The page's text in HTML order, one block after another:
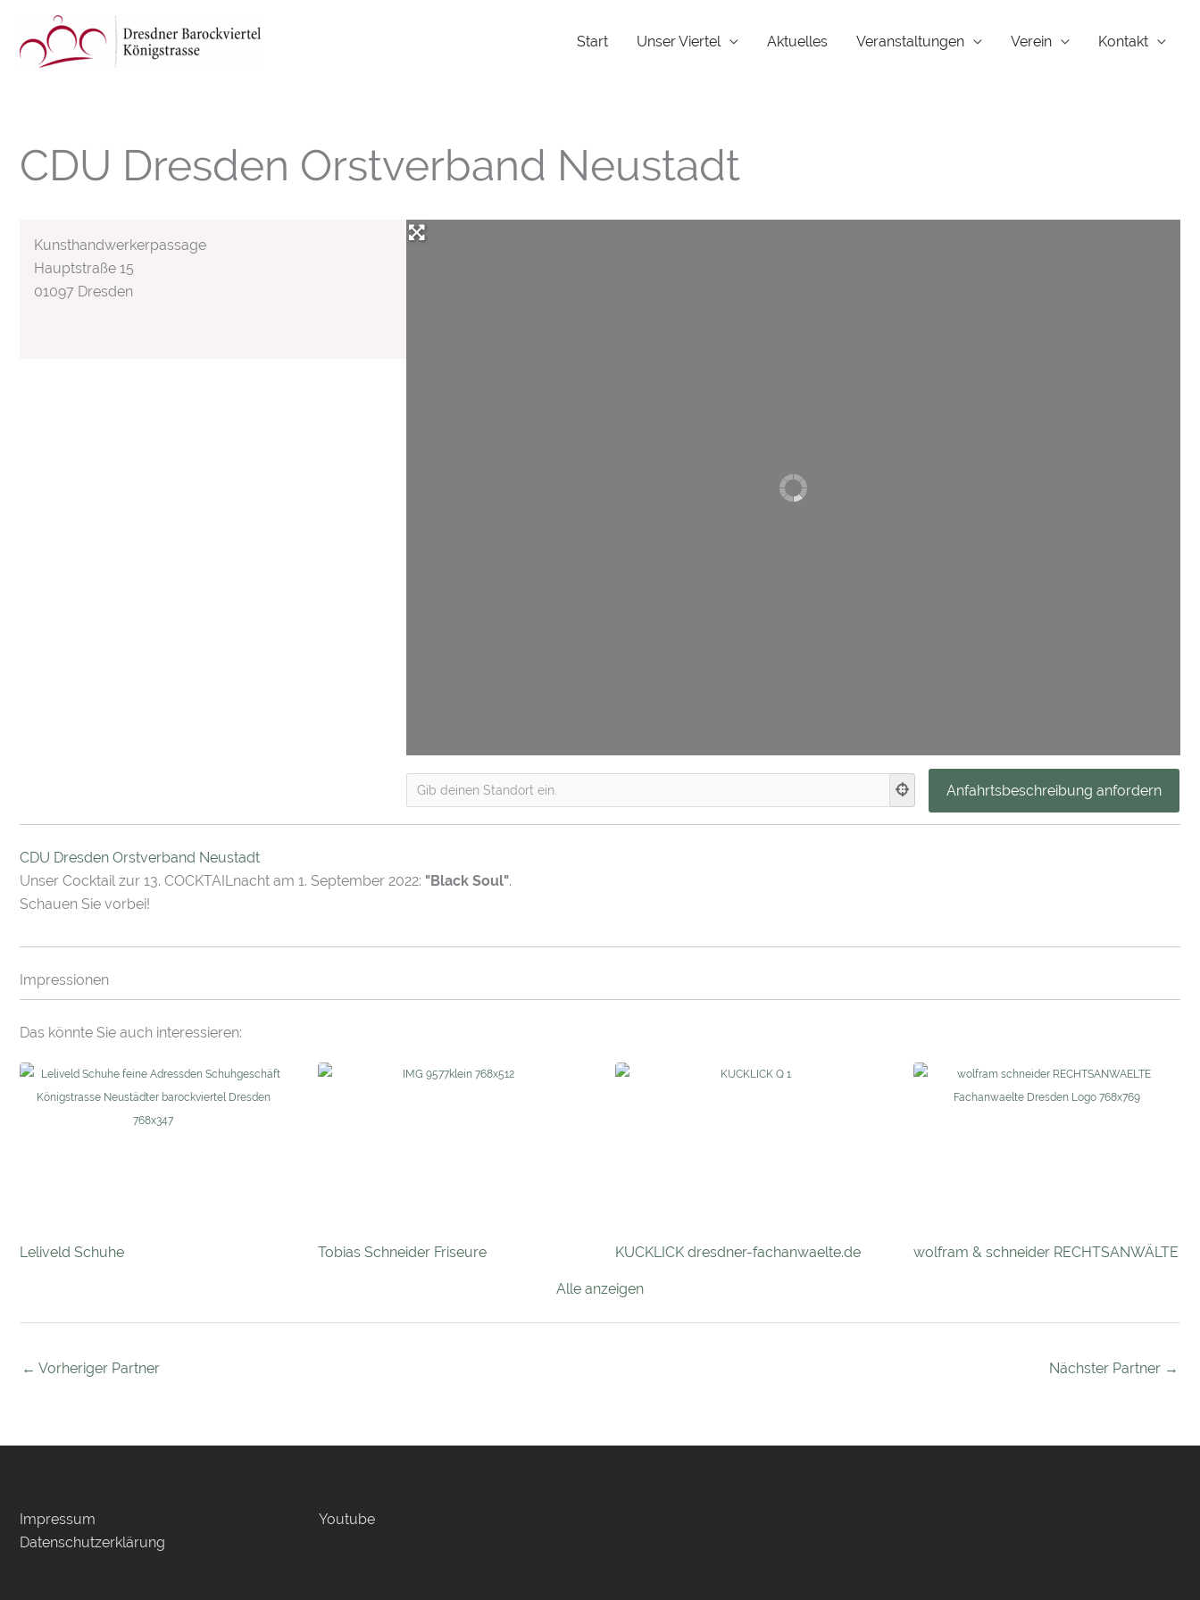
springen
Start Unser Viertel Aktuelles Veranstaltungen Verein Kontakt
CDU Dresden Orstverband Neustadt
Kunsthandwerkerpassage
Hauptstraße 15
01097 Dresden
CDU Dresden Orstverband Neustadt
Unser Cocktail zur 13. COCKTAILnacht am 1. September 2022: "Black Soul".
Schauen Sie vorbei!
Impressionen
Das könnte Sie auch interessieren:
Leliveld Schuhe Tobias Schneider Friseure KUCKLICK dresdner-fachanwaelte.de wolfram & schneider RECHTSANWÄLTE
Alle anzeigen
← Vorheriger Partner Nächster Partner →
Impressum
Datenschutzerklärung
Youtube